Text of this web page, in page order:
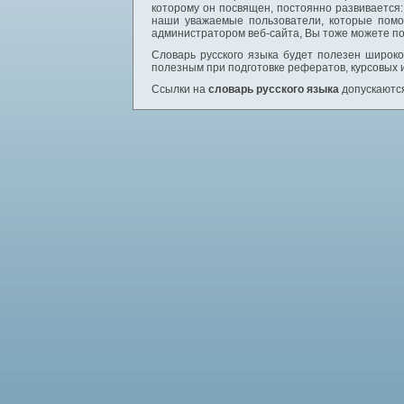
которому он посвящен, постоянно
наши уважаемые пользователи, которые
администратором веб-сайта, Вы тоже можете
Словарь русского языка будет полезен
полезным при подготовке рефератов, курсовых
Ссылки на словарь русского языка